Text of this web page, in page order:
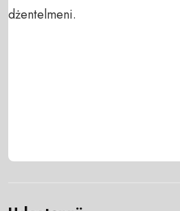
dżentelmeni.